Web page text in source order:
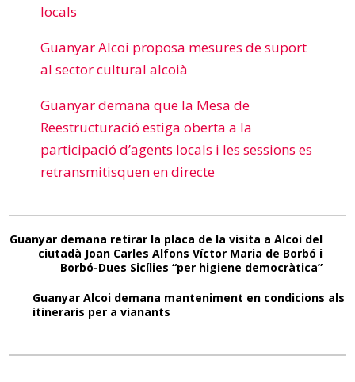
locals
Guanyar Alcoi proposa mesures de suport
al sector cultural alcoià
Guanyar demana que la Mesa de
Reestructuració estiga oberta a la
participació d’agents locals i les sessions es
retransmitisquen en directe
Guanyar demana retirar la placa de la visita a Alcoi del
ciutadà Joan Carles Alfons Víctor Maria de Borbó i
Borbó-Dues Sicílies “per higiene democràtica”
Guanyar Alcoi demana manteniment en condicions als
itineraris per a vianants